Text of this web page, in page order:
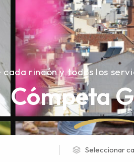
cada rincón y todos los
Cómpeta
Seleccionar